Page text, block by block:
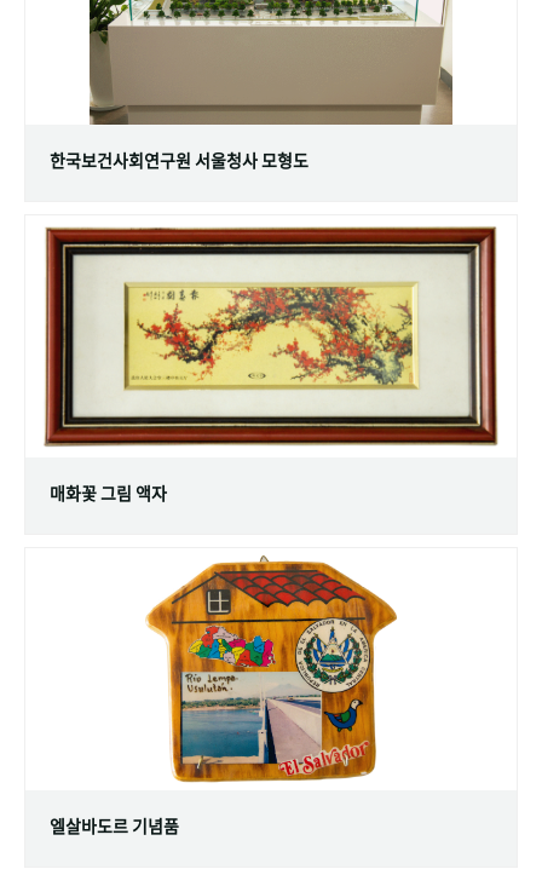
한국보건사회연구원 서울청사 모형도
매화꽃 그림 액자
엘살바도르 기념품